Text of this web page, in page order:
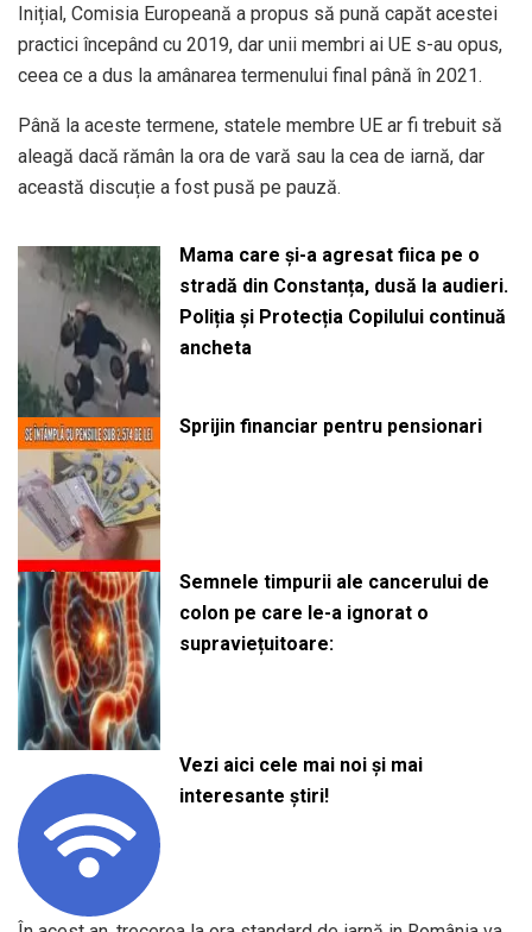
Inițial, Comisia Europeană a propus să pună capăt acestei
practici începând cu 2019, dar unii membri ai UE s-au opus,
ceea ce a dus la amânarea termenului final până în 2021.
Până la aceste termene, statele membre UE ar fi trebuit să
aleagă dacă rămân la ora de vară sau la cea de iarnă, dar
această discuție a fost pusă pe pauză.
Mama care și-a agresat fiica pe o
stradă din Constanța, dusă la audieri.
Poliția și Protecția Copilului continuă
ancheta
Sprijin financiar pentru pensionari
Semnele timpurii ale cancerului de
colon pe care le-a ignorat o
supraviețuitoare:
Vezi aici cele mai noi și mai
interesante știri!